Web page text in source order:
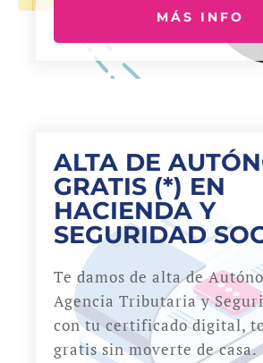
MÁS INFO
ALTA DE
GRATIS (*) EN
HACIENDA Y
SEGURIDAD
Te damos de alta de
Agencia Tributaria y
con tu certificado digital,
gratis sin moverte de casa.